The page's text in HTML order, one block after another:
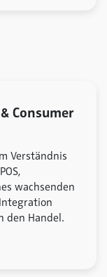
Consumer
Verständnis
wachsenden
den Handel.